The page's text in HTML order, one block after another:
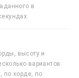
в
высоту и
вариантов
по хорде, по